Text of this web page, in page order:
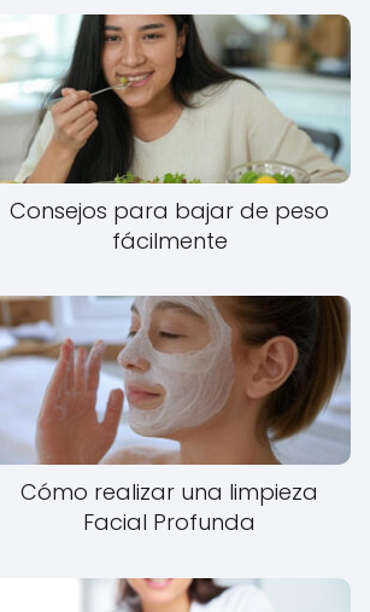
Consejos para bajar de peso
fácilmente
Cómo realizar una limpieza
Facial Profunda